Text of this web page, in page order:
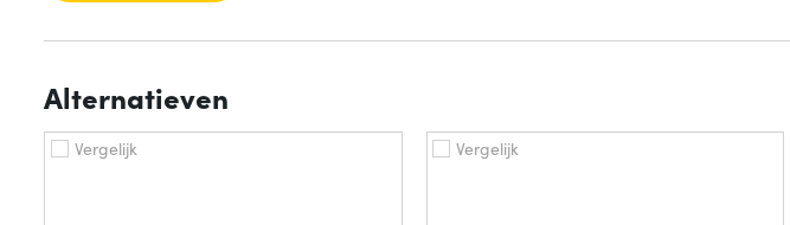
Alternatieven
Vergelijk Vergelijk